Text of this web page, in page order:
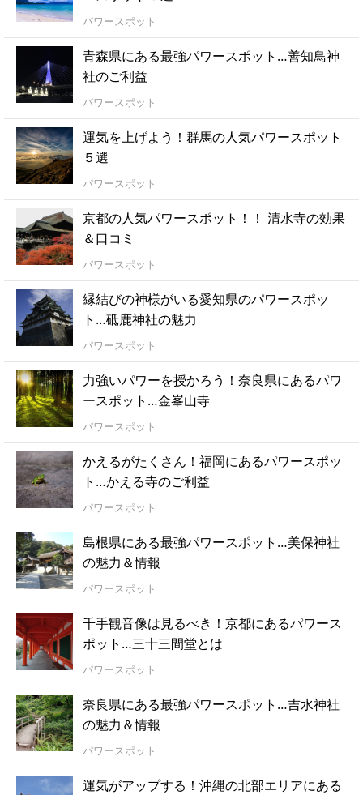
パワースポット
青森県にある最強パワースポット…善知鳥神
社のご利益
パワースポット
運気を上げよう！群馬の人気パワースポット
５選
パワースポット
京都の人気パワースポット！！ 清水寺の効果
＆口コミ
パワースポット
縁結びの神様がいる愛知県のパワースポッ
ト…砥鹿神社の魅力
パワースポット
力強いパワーを授かろう！奈良県にあるパワ
ースポット…金峯山寺
パワースポット
かえるがたくさん！福岡にあるパワースポッ
ト…かえる寺のご利益
パワースポット
島根県にある最強パワースポット…美保神社
の魅力＆情報
パワースポット
千手観音像は見るべき！京都にあるパワース
ポット…三十三間堂とは
パワースポット
奈良県にある最強パワースポット…吉水神社
の魅力＆情報
パワースポット
運気がアップする！沖縄の北部エリアにある